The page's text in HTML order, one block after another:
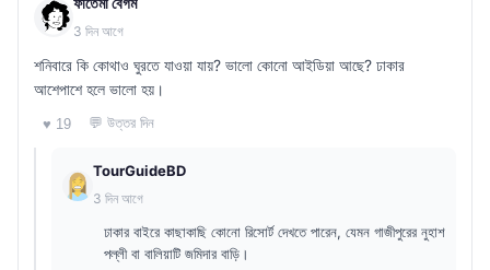
3 দিন আগে
শনিবারে কি কোথাও ঘুরতে যাওয়া যায়? ভালো কোনো আইডিয়া আছে? ঢাকার
আশেপাশে হলে ভালো হয়।
♥ 19 💬 উত্তর দিন
TourGuideBD
3 দিন আগে
ঢাকার বাইরে কাছাকাছি কোনো রিসোর্ট দেখতে পারেন, যেমন গাজীপুরের নুহাশ
পল্লী বা বালিয়াটি জমিদার বাড়ি।